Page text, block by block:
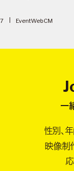
EventWebCM
一
性別、
映像制